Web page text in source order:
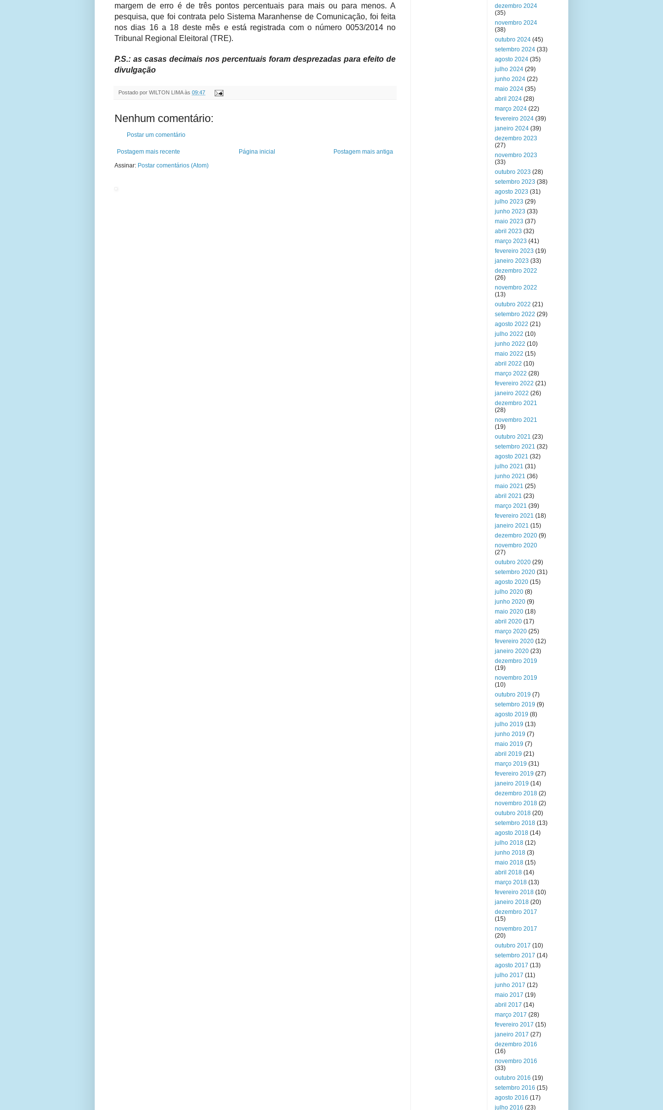
margem de erro é de três pontos percentuais para mais ou para menos. A
pesquisa, que foi contrata pelo Sistema Maranhense de Comunicação, foi feita
nos dias 16 a 18 deste mês e está registrada com o número 0053/2014 no
Tribunal Regional Eleitoral (TRE).
P.S.: as casas decimais nos percentuais foram desprezadas para efeito de
divulgação
Postado por WILTON LIMA às 09:47
Nenhum comentário:
Postar um comentário
Postagem mais recente Postagem mais antiga
Página inicial
Assinar: Postar comentários (Atom)
dezembro 2024
(35)
novembro 2024
(38)
outubro 2024 (45)
setembro 2024 (33)
agosto 2024 (35)
julho 2024 (29)
junho 2024 (22)
maio 2024 (35)
abril 2024 (28)
março 2024 (22)
fevereiro 2024 (39)
janeiro 2024 (39)
dezembro 2023
(27)
novembro 2023
(33)
outubro 2023 (28)
setembro 2023 (38)
agosto 2023 (31)
julho 2023 (29)
junho 2023 (33)
maio 2023 (37)
abril 2023 (32)
março 2023 (41)
fevereiro 2023 (19)
janeiro 2023 (33)
dezembro 2022
(26)
novembro 2022
(13)
outubro 2022 (21)
setembro 2022 (29)
agosto 2022 (21)
julho 2022 (10)
junho 2022 (10)
maio 2022 (15)
abril 2022 (10)
março 2022 (28)
fevereiro 2022 (21)
janeiro 2022 (26)
dezembro 2021
(28)
novembro 2021
(19)
outubro 2021 (23)
setembro 2021 (32)
agosto 2021 (32)
julho 2021 (31)
junho 2021 (36)
maio 2021 (25)
abril 2021 (23)
março 2021 (39)
fevereiro 2021 (18)
janeiro 2021 (15)
dezembro 2020 (9)
novembro 2020
(27)
outubro 2020 (29)
setembro 2020 (31)
agosto 2020 (15)
julho 2020 (8)
junho 2020 (9)
maio 2020 (18)
abril 2020 (17)
março 2020 (25)
fevereiro 2020 (12)
janeiro 2020 (23)
dezembro 2019
(19)
novembro 2019
(10)
outubro 2019 (7)
setembro 2019 (9)
agosto 2019 (8)
julho 2019 (13)
junho 2019 (7)
maio 2019 (7)
abril 2019 (21)
março 2019 (31)
fevereiro 2019 (27)
janeiro 2019 (14)
dezembro 2018 (2)
novembro 2018 (2)
outubro 2018 (20)
setembro 2018 (13)
agosto 2018 (14)
julho 2018 (12)
junho 2018 (3)
maio 2018 (15)
abril 2018 (14)
março 2018 (13)
fevereiro 2018 (10)
janeiro 2018 (20)
dezembro 2017
(15)
novembro 2017
(20)
outubro 2017 (10)
setembro 2017 (14)
agosto 2017 (13)
julho 2017 (11)
junho 2017 (12)
maio 2017 (19)
abril 2017 (14)
março 2017 (28)
fevereiro 2017 (15)
janeiro 2017 (27)
dezembro 2016
(16)
novembro 2016
(33)
outubro 2016 (19)
setembro 2016 (15)
agosto 2016 (17)
julho 2016 (23)